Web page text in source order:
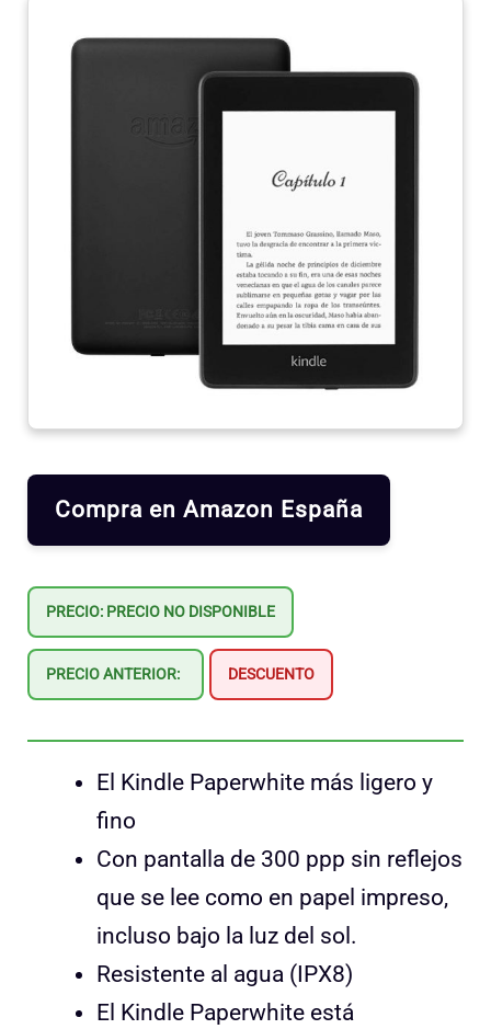
Compra en Amazon España
PRECIO: PRECIO NO DISPONIBLE
PRECIO ANTERIOR: DESCUENTO
El Kindle Paperwhite más ligero y
fino
Con pantalla de 300 ppp sin reflejos
que se lee como en papel impreso,
incluso bajo la luz del sol.
Resistente al agua (IPX8)
El Kindle Paperwhite está